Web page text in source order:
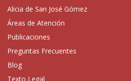
Alicia de San José Gómez
Áreas de Atención
Publicaciones
Preguntas Frecuentes
Blog
Texto Legal